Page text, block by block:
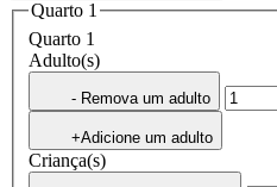
Quarto 1
Quarto 1
Adulto(s)
- Remova um adulto
+Adicione um adulto
Criança(s)